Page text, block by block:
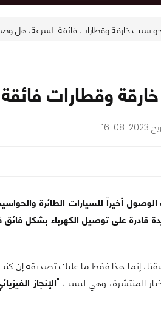
خارقة وقطارات فائقة السرعة، هل
وقطارات
16
أخيراً للسيارات الطائرة
إنما هذا فقط ما عليك تصديقه إن كنت
الإنجاز